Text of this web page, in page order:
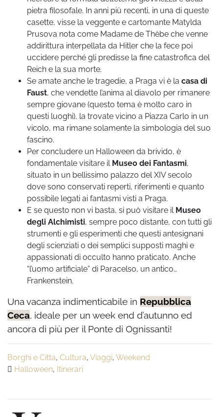
pietra filosofale. In anni più recenti, in una di queste
casette, visse la veggente e cartomante Matylda
Prusova nota come Madame de Thèbe che venne
addirittura interpellata da Hitler che la fece poi
uccidere perché gli predisse la fine catastrofica del
Reich e la sua morte.
Se amate anche le tragedie, a Praga vi è la casa di
Faust, che vendette l’anima al diavolo per rimanere
sempre giovane (questo tema è molto caro in
questi luoghi), la trovate vicino a Piazza Carlo in un
vicolo, ma rimane solamente la simbologia del suo
fascino.
Per concludere un Halloween da brivido, è
fondamentale visitare il Museo dei Fantasmi,
situato in un bellissimo palazzo del XIV secolo
dove sono conservati reperti, riferimenti e quanto
possibile legati ai fantasmi visti a Praga.
E se questo non vi basta, si può visitare il Museo
degli Alchimisti, sempre poco distante, con tutti gli
strumenti e gli esperimenti che questi antesignani
degli scienziati o dei semplici supposti maghi e
appassionati di occulto hanno praticato. Anche
“l’uomo artificiale” di Paracelso, un antico…
Frankenstein.
Una vacanza indimenticabile in Repubblica
Ceca, ideale per un week end d’autunno ed
ancora di più per il Ponte di Ognissanti!
Borghi e Citta, Cultura, Viaggi, Weekend
Halloween, Itinerari